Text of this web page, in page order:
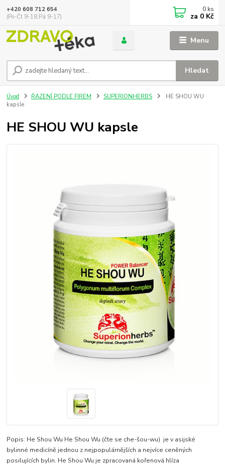
Menu
Hledat
+420 608 712 654
(Po-Čt 9-18,Pá 9-17)
0 ks
za 0 Kč
Úvod ŘAZENÍ PODLE FIREM SUPERIONHERBS
HE SHOU WU
kapsle
HE SHOU WU kapsle
Popis: He Shou Wu He Shou Wu (čte se che-šou-wu) je v asijské
bylinné medicíně jednou z nejpopulárnějších a nejvíce ceněných
posilujících bylin. He Shou Wu je zpracovaná kořenová hlíza